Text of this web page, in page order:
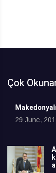
Çok
29 June,